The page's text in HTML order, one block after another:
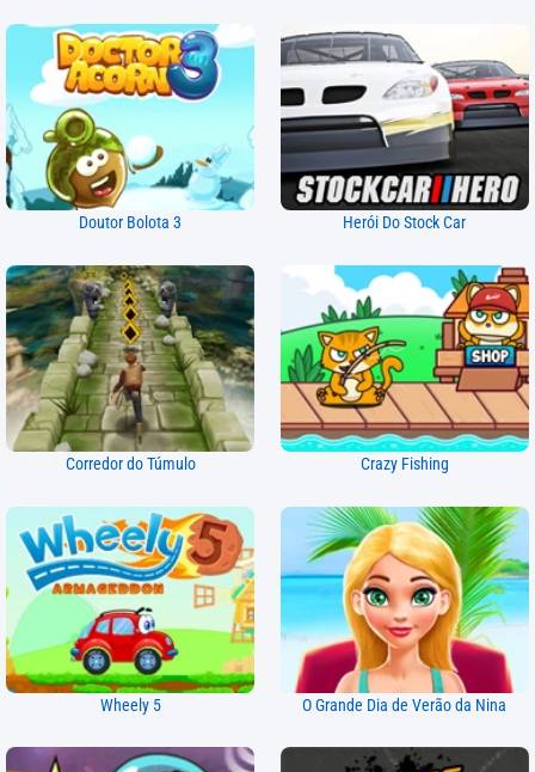
Doutor Bolota 3 Herói Do Stock Car
Corredor do Túmulo Crazy Fishing
Wheely 5 O Grande Dia de Verão da Nina